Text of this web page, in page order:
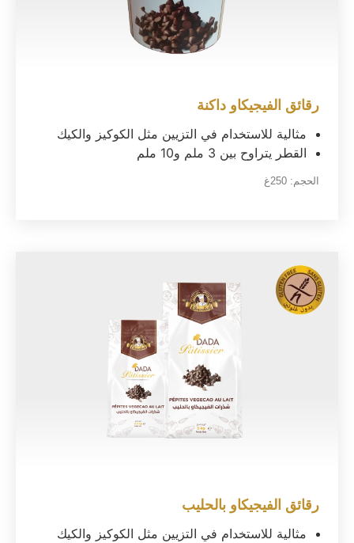
رقائق الفيجيكاو داكنة
مثالية للاستخدام في التزيين مثل الكوكيز والكيك
القطر يتراوح بين 3 ملم و10 ملم
الحجم: 250غ
رقائق الفيجيكاو بالحليب
مثالية للاستخدام في التزيين مثل الكوكيز والكيك